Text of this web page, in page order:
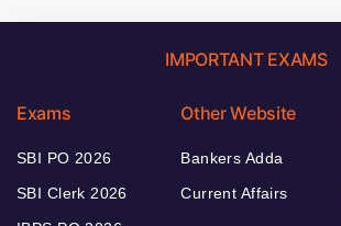
IMPORTANT EXAMS
Exams
SBI PO 2026
SBI Clerk 2026
Other Website
Bankers Adda
Current Affairs